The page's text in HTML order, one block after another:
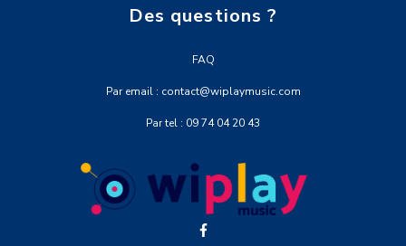
Des questions ?
FAQ
Par email : contact@wiplaymusic.com
Par tel : 09 74 04 20 43